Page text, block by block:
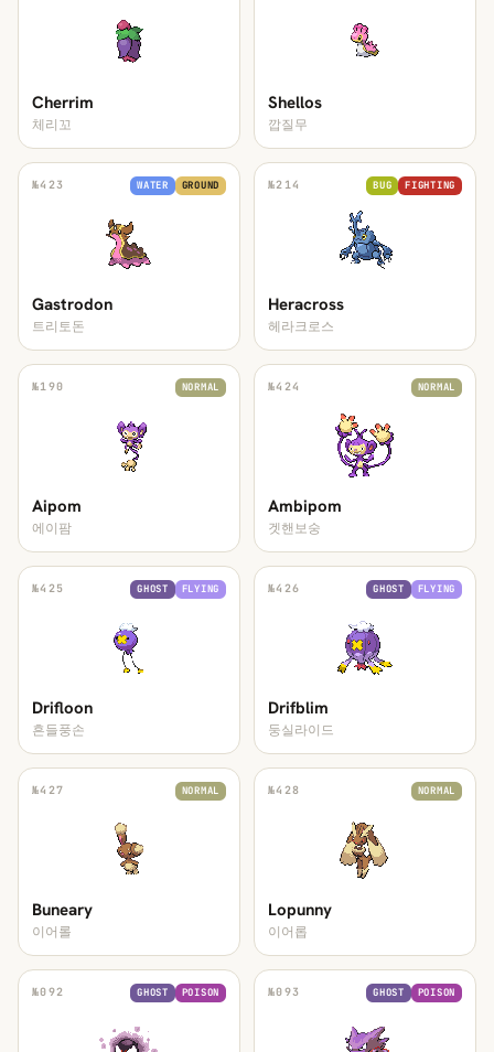
Cherrim
체리꼬
Shellos
깝질무
№423 WATER GROUND
Gastrodon
트리토돈
№214 BUG FIGHTING
Heracross
헤라크로스
№190 NORMAL
Aipom
에이팜
№424 NORMAL
Ambipom
겟핸보숭
№425 GHOST FLYING
Drifloon
흔들풍손
№426 GHOST FLYING
Drifblim
둥실라이드
№427 NORMAL
Buneary
이어롤
№428 NORMAL
Lopunny
이어롭
№092 GHOST POISON №093 GHOST POISON